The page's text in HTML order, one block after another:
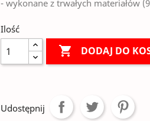
- wykonane z trwałych materiałów
Ilość
 DODAJ DO
Udostępnij